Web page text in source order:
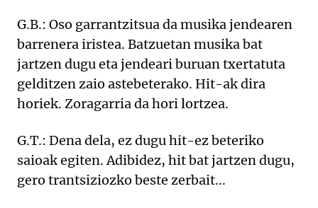
G.B.: Oso garrantzitsua da musika jendearen
barrenera iristea. Batzuetan musika bat
jartzen dugu eta jendeari buruan txertatuta
gelditzen zaio astebeterako. Hit-ak dira
horiek. Zoragarria da hori lortzea.
G.T.: Dena dela, ez dugu hit-ez beteriko
saioak egiten. Adibidez, hit bat jartzen dugu,
gero trantsiziozko beste zerbait...